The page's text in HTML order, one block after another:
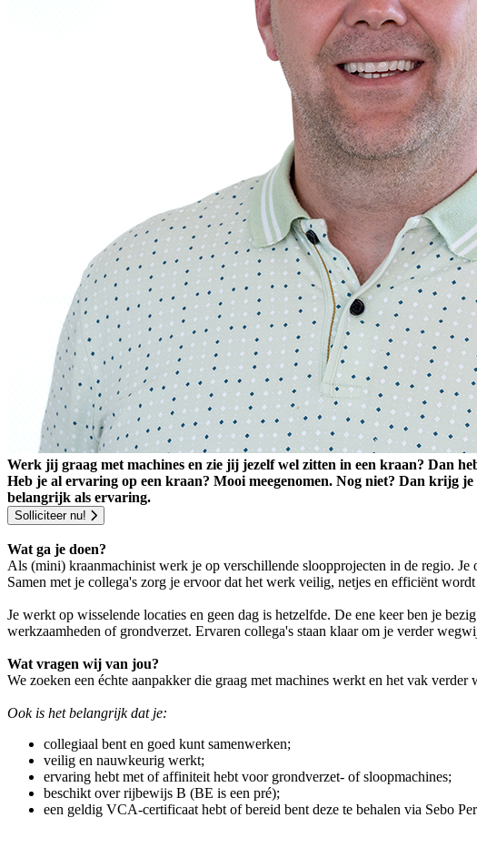
Werk jij graag met machines en zie jij jezelf wel zitten in een kraan? Dan
Heb je al ervaring op een kraan? Mooi meegenomen. Nog niet? Dan krijg
belangrijk als ervaring.
Solliciteer nu!
Wat ga je doen?
Als (mini) kraanmachinist werk je op verschillende sloopprojecten in de regio.
Samen met je collega's zorg je ervoor dat het werk veilig, netjes en efficiënt
Je werkt op wisselende locaties en geen dag is hetzelfde. De ene keer ben je
werkzaamheden of grondverzet. Ervaren collega's staan klaar om je verder
Wat vragen wij van jou?
We zoeken een échte aanpakker die graag met machines werkt en het vak
Ook is het belangrijk dat je:
collegiaal bent en goed kunt samenwerken;
veilig en nauwkeurig werkt;
ervaring hebt met of affiniteit hebt voor grondverzet- of sloopmachines;
beschikt over rijbewijs B (BE is een pré);
een geldig VCA-certificaat hebt of bereid bent deze te behalen via Sebo